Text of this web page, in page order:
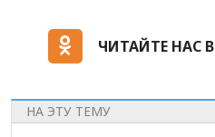
ЧИТАЙТЕ НАС В
НА ЭТУ ТЕМУ